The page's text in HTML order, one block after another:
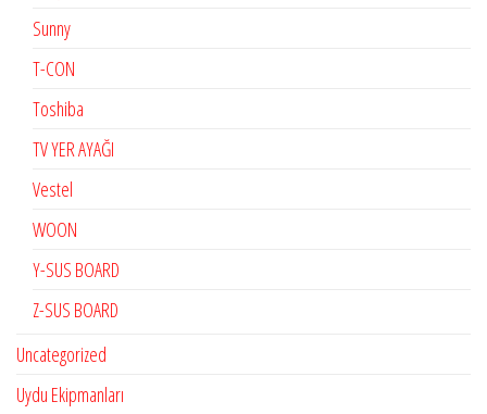
Sunny
T-CON
Toshiba
TV YER AYAĞI
Vestel
WOON
Y-SUS BOARD
Z-SUS BOARD
Uncategorized
Uydu Ekipmanları